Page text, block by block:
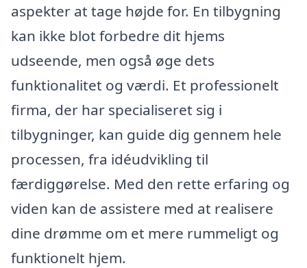
aspekter at tage højde for. En tilbygning
kan ikke blot forbedre dit hjems
udseende, men også øge dets
funktionalitet og værdi. Et professionelt
firma, der har specialiseret sig i
tilbygninger, kan guide dig gennem hele
processen, fra idéudvikling til
færdiggørelse. Med den rette erfaring og
viden kan de assistere med at realisere
dine drømme om et mere rummeligt og
funktionelt hjem.